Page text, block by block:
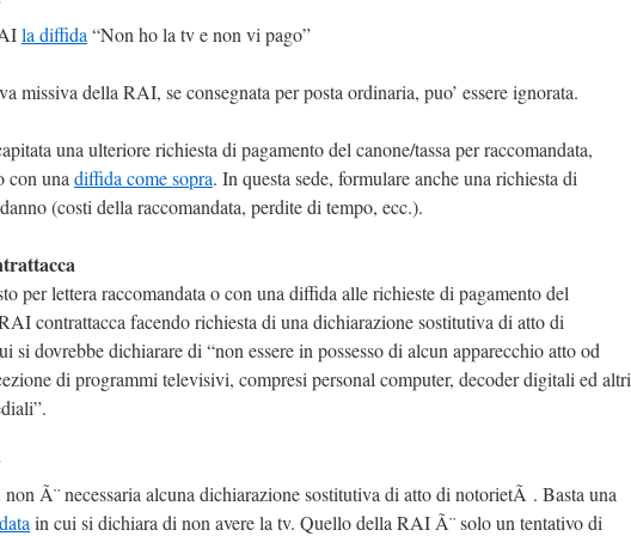
la diffida “Non ho la tv e non vi pago”
missiva della RAI, se consegnata per posta ordinaria, puo’ essere ignorata.
una ulteriore richiesta di pagamento del canone/tassa per raccomandata,
con una diffida come sopra. In questa sede, formulare anche una richiesta di
(costi della raccomandata, perdite di tempo, ecc.).
per lettera raccomandata o con una diffida alle richieste di pagamento del
contrattacca facendo richiesta di una dichiarazione sostitutiva di atto di
dovrebbe dichiarare di “non essere in possesso di alcun apparecchio atto od
di programmi televisivi, compresi personal computer, decoder digitali ed altri
Ã¨ necessaria alcuna dichiarazione sostitutiva di atto di notorietÃ . Basta una
in cui si dichiara di non avere la tv. Quello della RAI Ã¨ solo un tentativo di